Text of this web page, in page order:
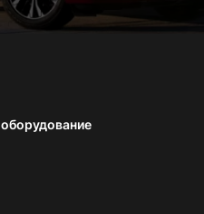
оборудование